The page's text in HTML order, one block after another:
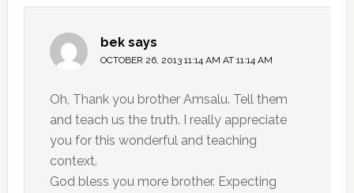
bek says
OCTOBER 26, 2013 11:14 AM AT 11:14 AM
Oh, Thank you brother Amsalu. Tell them
and teach us the truth. I really appreciate
you for this wonderful and teaching
context.
God bless you more brother. Expecting